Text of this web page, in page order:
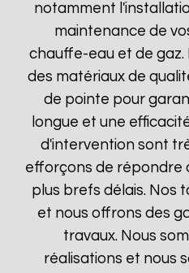
notamment
maintenance de
chauffe-eau et de gaz.
des matériaux de
de pointe pour
longue et une
d'intervention sont
efforçons de répondre
plus brefs délais. Nos
et nous offrons des
travaux. Nous
réalisations et nous